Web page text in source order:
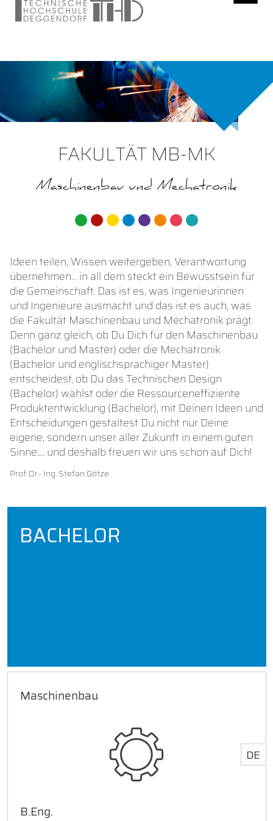
FAKULTÄT MB-MK
Maschinenbau und Mechatronik
Ideen teilen, Wissen weitergeben, Verantwortung
übernehmen… in all dem steckt ein Bewusstsein für
die Gemeinschaft. Das ist es, was Ingenieurinnen
und Ingenieure ausmacht und das ist es auch, was
die Fakultät Maschinenbau und Mechatronik prägt.
Denn ganz gleich, ob Du Dich für den Maschinenbau
(Bachelor und Master) oder die Mechatronik
(Bachelor und englisch­sprachiger Master)
entscheidest, ob Du das Technischen Design
(Bachelor) wählst oder die Ressourcen­effiziente
Produktentwicklung (Bachelor), mit Deinen Ideen und
Entscheidungen gestaltest Du nicht nur Deine
eigene, sondern unser aller Zukunft in einem guten
Sinne…. und deshalb freuen wir uns schon auf Dich!
Prof. Dr.- Ing. Stefan Götze
BACHELOR
Maschinenbau
DE
B.Eng.